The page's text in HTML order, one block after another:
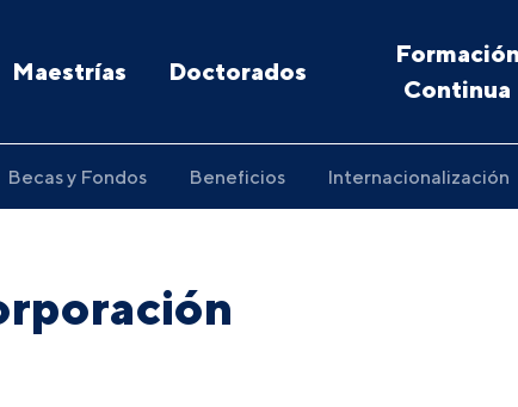
Maestrías Doctorados
Formación
Continua
Becas y Fondos Beneficios Internacionalización